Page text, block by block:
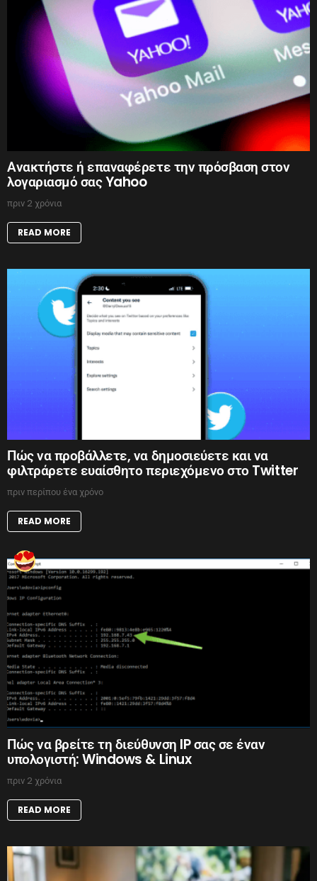
Ανακτήστε ή επαναφέρετε την πρόσβαση στον
λογαριασμό σας Yahoo
πριν 2 χρόνια
READ MORE
Πώς να προβάλλετε, να δημοσιεύετε και να
φιλτράρετε ευαίσθητο περιεχόμενο στο Twitter
πριν περίπου ένα χρόνο
READ MORE
Πώς να βρείτε τη διεύθυνση IP σας σε έναν
υπολογιστή: Windows & Linux
πριν 2 χρόνια
READ MORE